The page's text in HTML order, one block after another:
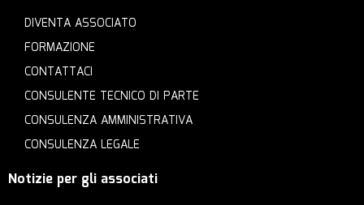
DIVENTA ASSOCIATO
FORMAZIONE
CONTATTACI
CONSULENTE TECNICO DI PARTE
CONSULENZA AMMINISTRATIVA
CONSULENZA LEGALE
Notizie per gli associati